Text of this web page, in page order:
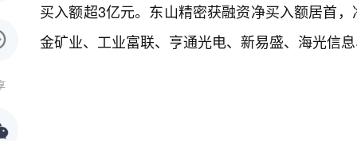
买入额超3亿元。东山精密获融资净买入额居首
金矿业、工业富联、亨通光电、新易盛、海光信